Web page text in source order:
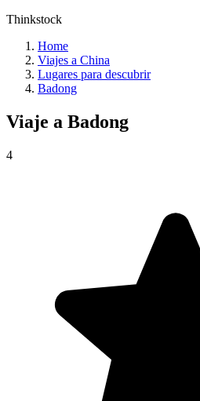
Thinkstock
Home
Viajes a China
Lugares para descubrir
Badong
Viaje a Badong
4